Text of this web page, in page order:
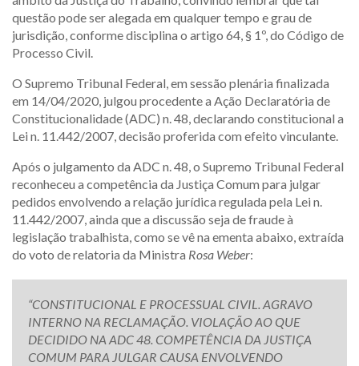
questão pode ser alegada em qualquer tempo e grau de
jurisdição, conforme disciplina o artigo 64, § 1º, do Código de
Processo Civil.
O Supremo Tribunal Federal, em sessão plenária finalizada
em 14/04/2020, julgou procedente a Ação Declaratória de
Constitucionalidade (ADC) n. 48, declarando constitucional a
Lei n. 11.442/2007, decisão proferida com efeito vinculante.
Após o julgamento da ADC n. 48, o Supremo Tribunal Federal
reconheceu a competência da Justiça Comum para julgar
pedidos envolvendo a relação jurídica regulada pela Lei n.
11.442/2007, ainda que a discussão seja de fraude à
legislação trabalhista, como se vê na ementa abaixo, extraída
do voto de relatoria da Ministra Rosa Weber:
“CONSTITUCIONAL E PROCESSUAL CIVIL. AGRAVO
INTERNO NA RECLAMAÇÃO. VIOLAÇÃO AO QUE
DECIDIDO NA ADC 48. COMPETÊNCIA DA JUSTIÇA
COMUM PARA JULGAR CAUSA ENVOLVENDO